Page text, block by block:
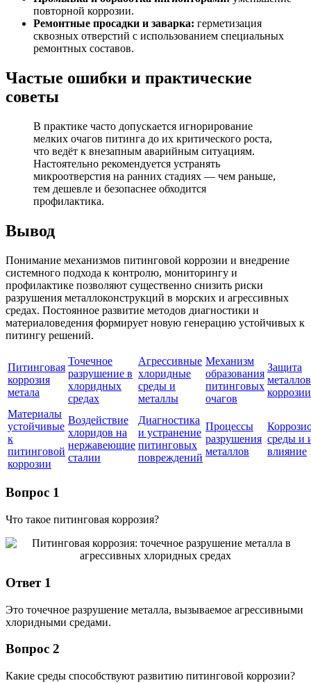
повторной коррозии.
Ремонтные просадки и заварка: герметизация
сквозных отверстий с использованием специальных
ремонтных составов.
Частые ошибки и практические
советы
В практике часто допускается игнорирование
мелких очагов питинга до их критического роста,
что ведёт к внезапным аварийным ситуациям.
Настоятельно рекомендуется устранять
микроотверстия на ранних стадиях — чем раньше,
тем дешевле и безопаснее обходится
профилактика.
Вывод
Понимание механизмов питинговой коррозии и внедрение
системного подхода к контролю, мониторингу и
профилактике позволяют существенно снизить риски
разрушения металлоконструкций в морских и агрессивных
средах. Постоянное развитие методов диагностики и
материаловедения формирует новую генерацию устойчивых к
питингу решений.
Питинговая
коррозия
метала
Точечное
разрушение в
хлоридных
средах
Агрессивные
хлоридные
среды и
металлы
Механизм
образования
питинговых
очагов
Защита
коррозии
Материалы
устойчивые
к
питинговой
коррозии
Воздействие
хлоридов на
нержавеющие
сталии
Диагностика
и устранение
питинговых
повреждений
Процессы
разрушения
металлов
среды и
влияние
Вопрос 1
Что такое питинговая коррозия?
Ответ 1
Это точечное разрушение металла, вызываемое агрессивными
хлоридными средами.
Вопрос 2
Какие среды способствуют развитию питинговой коррозии?